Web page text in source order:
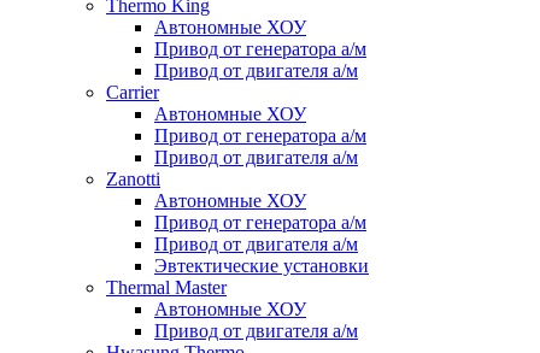
Thermo King
Автономные ХОУ
Привод от генератора а/м
Привод от двигателя а/м
Carrier
Автономные ХОУ
Привод от генератора а/м
Привод от двигателя а/м
Zanotti
Автономные ХОУ
Привод от генератора а/м
Привод от двигателя а/м
Эвтектические установки
Thermal Master
Автономные ХОУ
Привод от двигателя а/м